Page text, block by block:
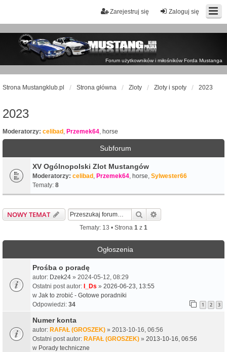
Zaloguj się
Zarejestruj się
Forum użytkowników i miłośników Forda Mustanga
Strona Mustangklub.pl Strona główna Zloty Zloty i spoty 2023
2023
Moderatorzy: celibad, Przemek64, horse
Subforum
XV Ogólnopolski Zlot Mustangów
Moderatorzy: celibad, Przemek64, horse, Sylwester66
Tematy: 8
NOWY TEMAT Szukaj
Tematy: 13 • Strona 1 z 1
Ogłoszenia
Prośba o poradę
autor: Dzek24 » 2024-05-12, 08:29
Ostatni post autor: I_Ds » 2026-06-23, 13:55
w Jak to zrobić - Gotowe poradniki
Odpowiedzi: 34 1 2 3
Numer konta
autor: RAFAŁ (GROSZEK) » 2013-10-16, 06:56
Ostatni post autor: RAFAŁ (GROSZEK) » 2013-10-16, 06:56
w Porady techniczne